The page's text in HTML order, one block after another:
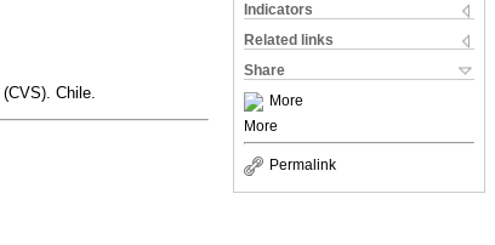
Indicators
Related links
Share
More
More
Permalink
Chile.